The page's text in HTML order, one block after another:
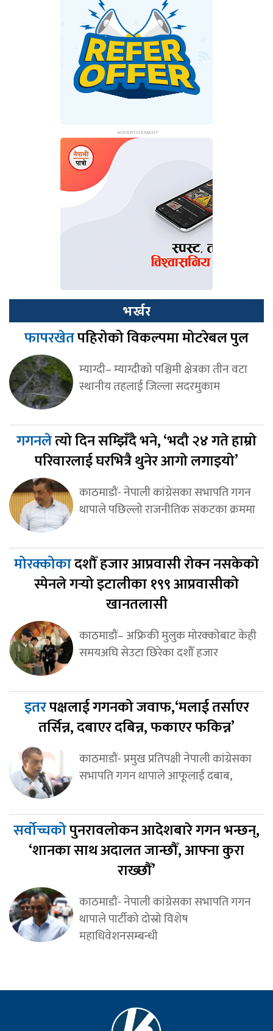
भर्खर
फापरखेतपहिरोको विकल्पमा मोटरेबल पुल
म्याग्दी– म्याग्दीको पश्चिमी क्षेत्रका तीन वटा
स्थानीय तहलाई जिल्ला सदरमुकाम
गगनलेत्यो दिन सम्झिँदै भने, ‘भदौ २४ गते हाम्रो
परिवारलाई घरभित्रै थुनेर आगो लगाइयो’
काठमाडौं- नेपाली कांग्रेसका सभापति गगन
थापाले पछिल्लो राजनीतिक संकटका क्रममा
मोरक्कोकादशौँ हजार आप्रवासी रोक्न नसकेको
स्पेनले गर्‍यो इटालीका १९९ आप्रवासीको
खानतलासी
काठमाडौं– अफ्रिकी मुलुक मोरक्कोबाट केही
समयअघि सेउटा छिरेका दशौँ हजार
इतरपक्षलाई गगनको जवाफ,‘मलाई तर्साएर
तर्सिन्न, दबाएर दबिन्न, फकाएर फकिन्न’
काठमाडौं- प्रमुख प्रतिपक्षी नेपाली कांग्रेसका
सभापति गगन थापाले आफूलाई दबाब,
सर्वोच्चकोपुनरावलोकन आदेशबारे गगन भन्छन्,
‘शानका साथ अदालत जान्छौँ, आफ्ना कुरा
राख्छौँ’
काठमाडौं- नेपाली कांग्रेसका सभापति गगन
थापाले पार्टीको दोस्रो विशेष
महाधिवेशनसम्बन्धी